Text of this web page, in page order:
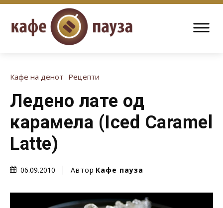
Кафе на денот Рецепти
Ледено лате од
карамела (Iced Caramel
Latte)
06.09.2010 Автор Кафе пауза